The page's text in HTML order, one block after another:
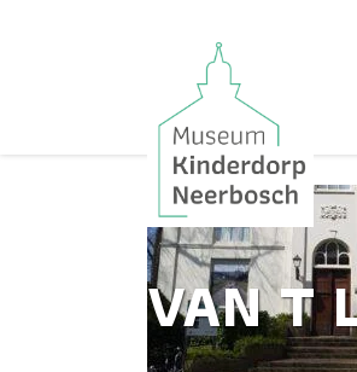
VAN T